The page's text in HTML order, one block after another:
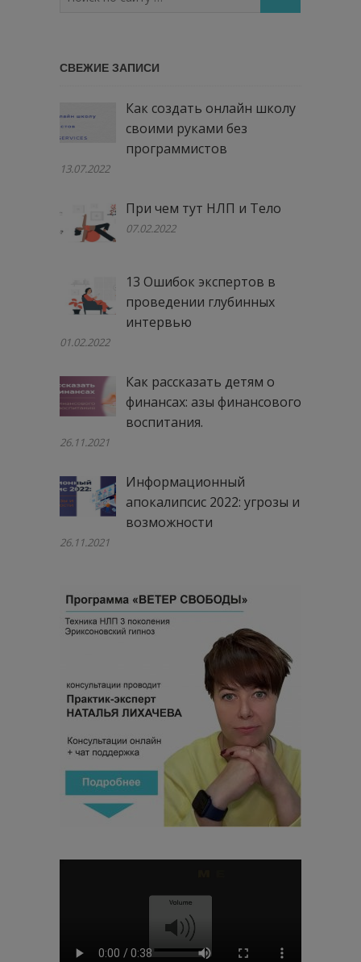
по
СВЕЖИЕ ЗАПИСИ
Как создать онлайн школу
своими руками без
программистов
13.07.2022
При чем тут НЛП и Тело
07.02.2022
13 Ошибок экспертов в
проведении глубинных
интервью
01.02.2022
Как рассказать детям о
финансах: азы финансового
воспитания.
26.11.2021
Информационный
апокалипсис 2022: угрозы и
возможности
26.11.2021